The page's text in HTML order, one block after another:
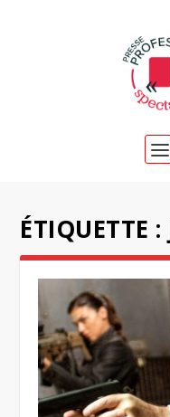
ÉTIQUETTE :